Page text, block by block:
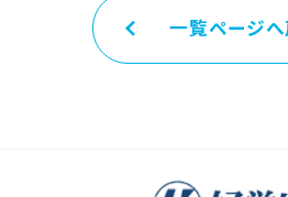
一覧ページ